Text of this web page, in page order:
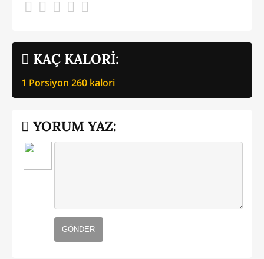
KAÇ KALORİ:
1 Porsiyon 260 kalori
YORUM YAZ:
GÖNDER